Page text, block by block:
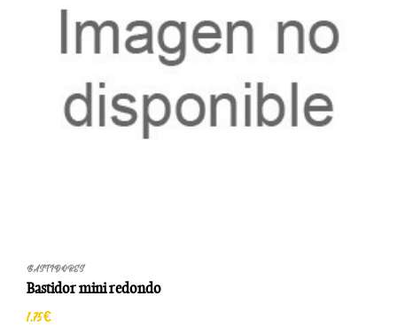
BASTIDORES
Bastidor mini redondo
1,75 €